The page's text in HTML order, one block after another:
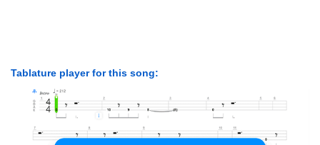
Tablature player for this song: